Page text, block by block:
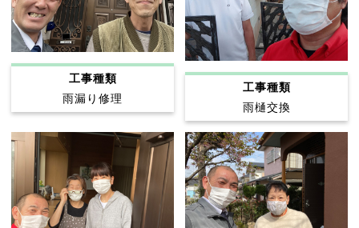
工事種類
雨漏り修理
工事種類
雨樋交換